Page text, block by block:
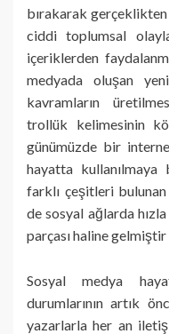
bırakarak gerçeklikten
ciddi toplumsal
içeriklerden
medyada oluşan
kavramların
trollük kelimesinin
günümüzde bir
hayatta kullanılmaya
farklı çeşitleri
de sosyal ağlarda
parçası haline
Sosyal medya
durumlarının artık
yazarlarla her an